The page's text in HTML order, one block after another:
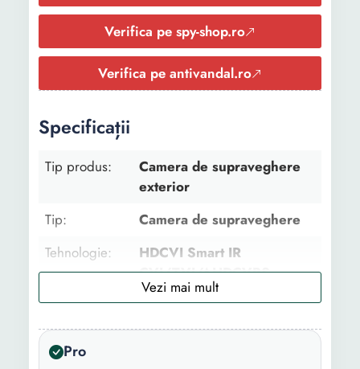
Verifica pe spy-shop.ro
Verifica pe antivandal.ro
Specificații
Tip produs:
Camera de supraveghere
exterior
Tip:
Camera de supraveghere
Tehnologie:
HDCVI Smart IR
CVI/TVI/AHDCVBS
Rezolutie
senzor (pixeli):
8 MP
Interfata:
Pro